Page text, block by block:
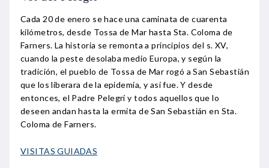
Cada 20 de enero se hace una caminata de cuarenta
kilómetros, desde Tossa de Mar hasta Sta. Coloma de
Farners. La historia se remonta a principios del s. XV,
cuando la peste desolaba medio Europa, y según la
tradición, el pueblo de Tossa de Mar rogó a San Sebastián
que los liberara de la epidemia, y así fue. Y desde
entonces, el Padre Pelegrí y todos aquellos que lo
deseen andan hasta la ermita de San Sebastián en Sta.
Coloma de Farners.
VISITAS GUIADAS